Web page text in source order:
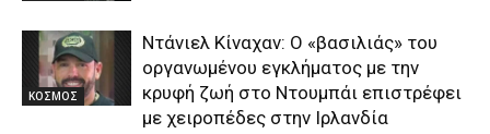
ΚΟΣΜΟΣ
Ντάνιελ Κίναχαν: Ο «βασιλιάς» του
οργανωμένου εγκλήματος με την
κρυφή ζωή στο Ντουμπάι επιστρέφει
με χειροπέδες στην Ιρλανδία